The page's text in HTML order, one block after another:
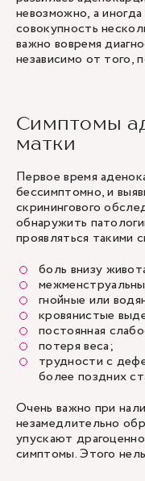
невозможно, а
совокупность
важно вовремя
независимо от того,
Симптомы
матки
Первое время
бессимптомно, и
скринингового
обнаружить
проявляться такими
боль внизу
гнойные или
кровянистые
постоянная
потеря веса;
трудности с
более поздних
Очень важно при
незамедлительно
упускают
симптомы. Этого